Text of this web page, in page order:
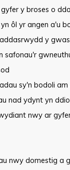
y broses o
ôl yr angen a'u
y
safonau'r
sy'n bodoli
nad ydynt yn
nwy ar
nwy domestig a